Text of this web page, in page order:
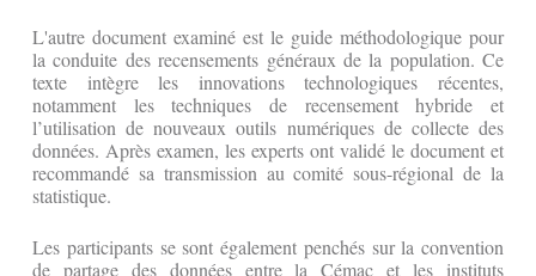
L'autre document examiné est le guide méthodologique pour
la conduite des recensements généraux de la population. Ce
texte intègre les innovations technologiques récentes,
notamment les techniques de recensement hybride et
l’utilisation de nouveaux outils numériques de collecte des
données. Après examen, les experts ont validé le document et
recommandé sa transmission au comité sous-régional de la
statistique.
Les participants se sont également penchés sur la convention
de partage des données entre la Cémac et les instituts